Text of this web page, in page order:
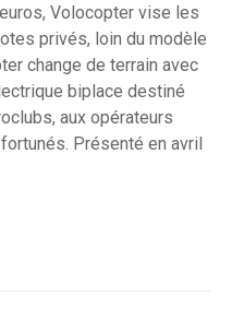
Volocopter vise les
privés, loin du modèle
change de terrain avec
biplace destiné
aux opérateurs
Présenté en avril
» pour le marché grand